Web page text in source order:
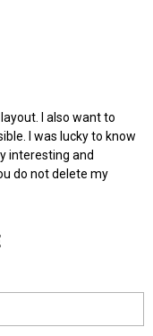
I also want to
I was lucky to know
interesting and
do not delete my